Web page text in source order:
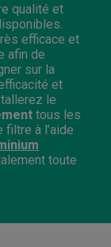
qualité et
efficace et
afin de
sur la
et
le
tous les
filtre à l’aide
toute